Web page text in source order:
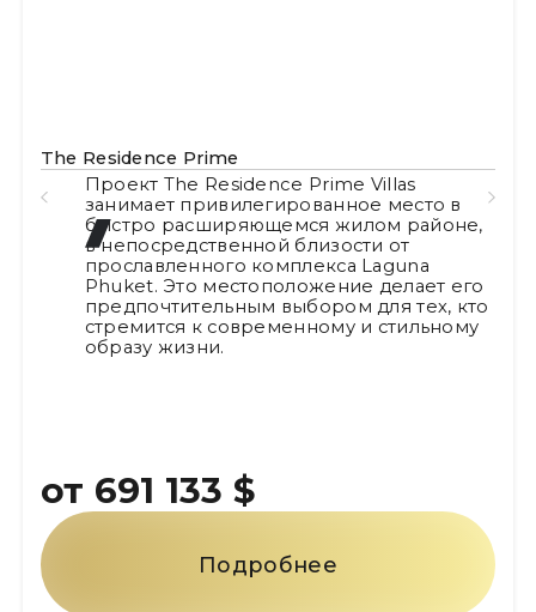
Prime
Residence Prime Villas
привилегированное место в
жилом районе,
близости от
комплекса Laguna
местоположение делает его
выбором для тех, кто
к современному и стильному
$
Подробнее
высокого
частным
ощущение
в тихом
зеленую